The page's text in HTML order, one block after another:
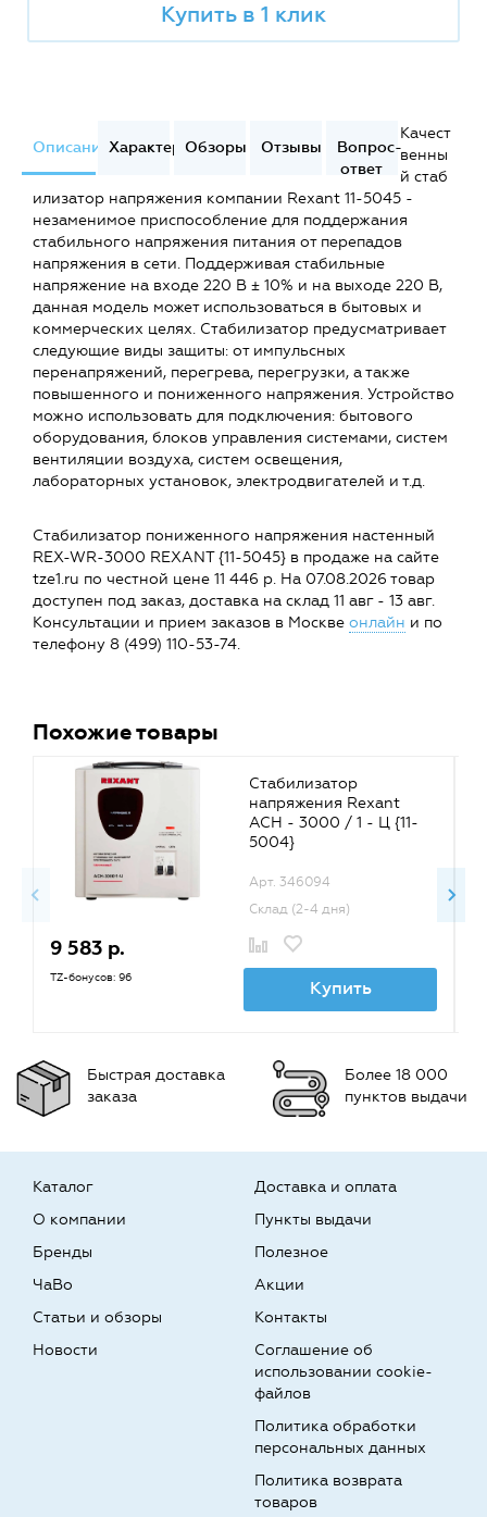
Купить в 1 клик
ОписаниеХарактеристики
Обзоры Отзывы
Вопрос-
ответ
Качест
венны
й стаб
илизатор напряжения компании Rexant 11-5045 -
незаменимое приспособление для поддержания
стабильного напряжения питания от перепадов
напряжения в сети. Поддерживая стабильные
напряжение на входе 220 В ± 10% и на выходе 220 В,
данная модель может использоваться в бытовых и
коммерческих целях. Стабилизатор предусматривает
следующие виды защиты: от импульсных
перенапряжений, перегрева, перегрузки, а также
повышенного и пониженного напряжения. Устройство
можно использовать для подключения: бытового
оборудования, блоков управления системами, систем
вентиляции воздуха, систем освещения,
лабораторных установок, электродвигателей и т.д.
Стабилизатор пониженного напряжения настенный
REX-WR-3000 REXANT {11-5045} в продаже на сайте
tze1.ru по честной цене 11 446 р. На 07.08.2026 товар
доступен под заказ, доставка на склад 11 авг - 13 авг.
Консультации и прием заказов в Москве онлайн и по
телефону 8 (499) 110-53-74.
Похожие товары
Стабилизатор
напряжения Rexant
АСН - 3000 / 1 - Ц {11-
5004}
Арт. 346094
Склад (2-4 дня)
9 583 р.
TZ-бонусов: 96 Купить
Быстрая доставка
заказа
Более 18 000
пунктов выдачи
Каталог
О компании
Бренды
Доставка и оплата
Пункты выдачи
Полезное
ЧаВо
Статьи и обзоры
Новости
Акции
Контакты
Соглашение об
использовании cookie-
файлов
Политика обработки
персональных данных
Политика возврата
товаров